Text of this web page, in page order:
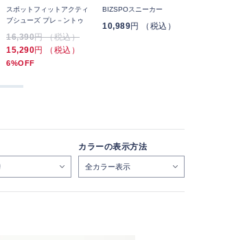
スポットフィットアクティ
ブシューズ プレ－ントゥ
16,390円 （税込）
15,290円 （税込）
6%OFF
BIZSPOスニーカー
10,989円 （税込）
カラーの表示方法